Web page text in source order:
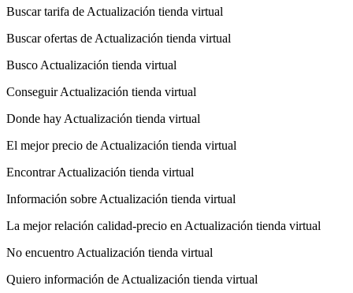
Buscar tarifa de Actualización tienda virtual
Buscar ofertas de Actualización tienda virtual
Busco Actualización tienda virtual
Conseguir Actualización tienda virtual
Donde hay Actualización tienda virtual
El mejor precio de Actualización tienda virtual
Encontrar Actualización tienda virtual
Información sobre Actualización tienda virtual
La mejor relación calidad-precio en Actualización tienda virtual
No encuentro Actualización tienda virtual
Quiero información de Actualización tienda virtual